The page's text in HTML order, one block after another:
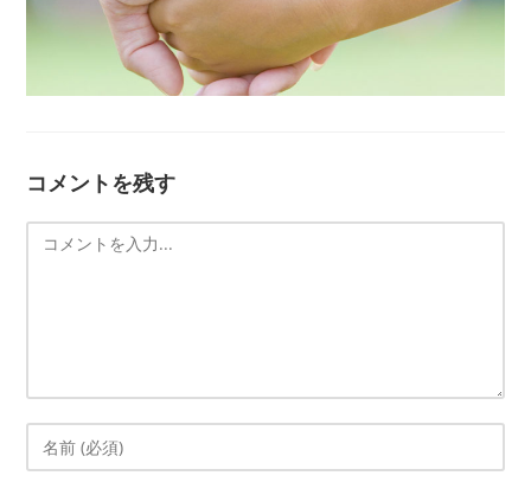
コメントを残す